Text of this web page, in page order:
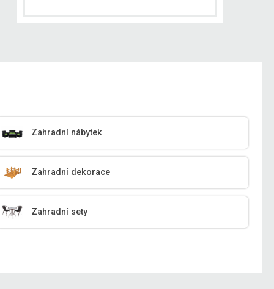
Zahradní nábytek
Zahradní dekorace
Zahradní sety